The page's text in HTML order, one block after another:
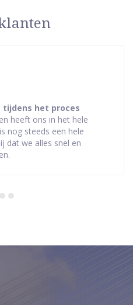
tijdens het proces
heeft ons in het hele
nog steeds een hele
dat we alles snel en